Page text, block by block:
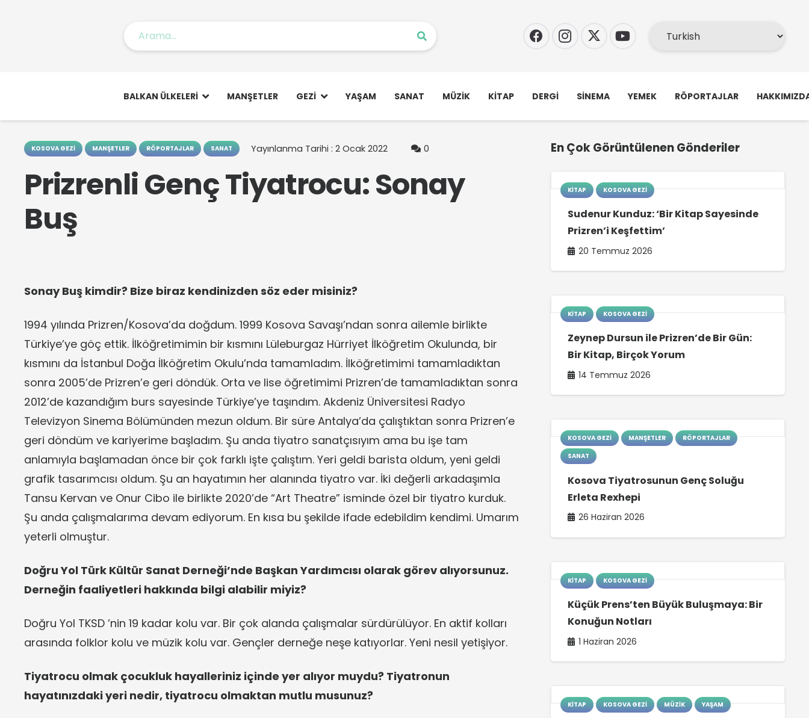
BALKAN ÜLKELERI MANŞETLER GEZI YAŞAM SANAT MÜZIK KITAP DERGI SINEMA YEMEK RÖPORTAJLAR
KOSOVA GEZI MANŞETLER RÖPORTAJLAR SANAT Yayınlanma Tarihi :2 Ocak 2022 0
Prizrenli Genç Tiyatrocu: Sonay
Buş
Sonay Buş kimdir? Bize biraz kendinizden söz eder misiniz?
1994 yılında Prizren/Kosova’da doğdum. 1999 Kosova Savaşı’ndan sonra ailemle birlikte
Türkiye’ye göç ettik. İlköğretimimin bir kısmını Lüleburgaz Hürriyet İlköğretim Okulunda, bir
kısmını da İstanbul Doğa İlköğretim Okulu’nda tamamladım. İlköğretimimi tamamladıktan
sonra 2005’de Prizren’e geri döndük. Orta ve lise öğretimimi Prizren’de tamamladıktan sonra
2012’de kazandığım burs sayesinde Türkiye’ye taşındım. Akdeniz Üniversitesi Radyo
Televizyon Sinema Bölümünden mezun oldum. Bir süre Antalya’da çalıştıktan sonra Prizren’e
geri döndüm ve kariyerime başladım. Şu anda tiyatro sanatçısıyım ama bu işe tam
anlamıyla başlamadan önce bir çok farklı işte çalıştım. Yeri geldi barista oldum, yeni geldi
grafik tasarımcısı oldum. Şu an hayatımın her alanında tiyatro var. İki değerli arkadaşımla
Tansu Kervan ve Onur Cibo ile birlikte 2020’de “Art Theatre” isminde özel bir tiyatro kurduk.
Şu anda çalışmalarıma devam ediyorum. En kısa bu şekilde ifade edebildim kendimi. Umarım
yeterli olmuştur.
Doğru Yol Türk Kültür Sanat Derneği’nde Başkan Yardımcısı olarak görev alıyorsunuz.
Derneğin faaliyetleri hakkında bilgi alabilir miyiz?
Doğru Yol TKSD ’nin 19 kadar kolu var. Bir çok alanda çalışmalar sürdürülüyor. En aktif kolları
arasında folklor kolu ve müzik kolu var. Gençler derneğe neşe katıyorlar. Yeni nesil yetişiyor.
Tiyatrocu olmak çocukluk hayalleriniz içinde yer alıyor muydu? Tiyatronun
hayatınızdaki yeri nedir, tiyatrocu olmaktan mutlu musunuz?
En Çok Görüntülenen Gönderiler
KITAP KOSOVA GEZI
Sudenur Kunduz: ‘Bir Kitap Sayesinde
Prizren’i Keşfettim’
20 Temmuz 2026
KITAP KOSOVA GEZI
Zeynep Dursun ile Prizren’de Bir Gün:
Bir Kitap, Birçok Yorum
14 Temmuz 2026
KOSOVA GEZI MANŞETLER
RÖPORTAJLAR
SANAT
Kosova Tiyatrosunun Genç Soluğu
Erleta Rexhepi
26 Haziran 2026
KITAP KOSOVA GEZI
Küçük Prens’ten Büyük Buluşmaya: Bir
Konuğun Notları
1 Haziran 2026
KITAP KOSOVA GEZI MÜZIK YAŞAM